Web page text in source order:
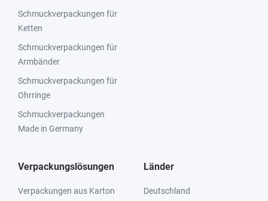
Schmuckverpackungen für
Ketten
Schmuckverpackungen für
Armbänder
Schmuckverpackungen für
Ohrringe
Schmuckverpackungen
Made in Germany
Verpackungslösungen
Verpackungen aus Karton
Länder
Deutschland